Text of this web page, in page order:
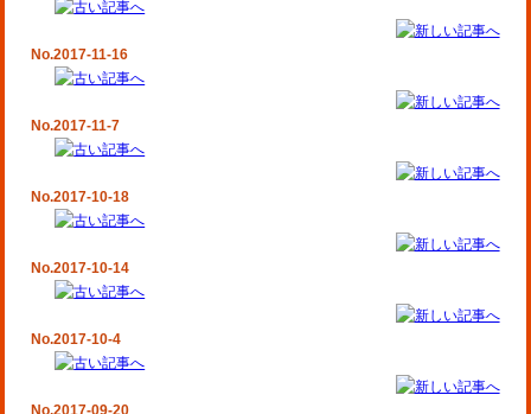
No.2017-11-16
No.2017-11-7
No.2017-10-18
No.2017-10-14
No.2017-10-4
No.2017-09-20